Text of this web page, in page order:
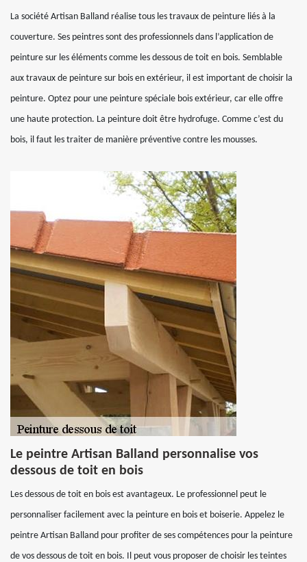
La société Artisan Balland réalise tous les travaux de peinture liés à la
couverture. Ses peintres sont des professionnels dans l’application de
peinture sur les éléments comme les dessous de toit en bois. Semblable
aux travaux de peinture sur bois en extérieur, il est important de choisir la
peinture. Optez pour une peinture spéciale bois extérieur, car elle offre
une haute protection. La peinture doit être hydrofuge. Comme c’est du
bois, il faut les traiter de manière préventive contre les mousses.
Le peintre Artisan Balland personnalise vos
dessous de toit en bois
Les dessous de toit en bois est avantageux. Le professionnel peut le
personnaliser facilement avec la peinture en bois et boiserie. Appelez le
peintre Artisan Balland pour profiter de ses compétences pour la peinture
de vos dessous de toit en bois. Il peut vous proposer de choisir les teintes